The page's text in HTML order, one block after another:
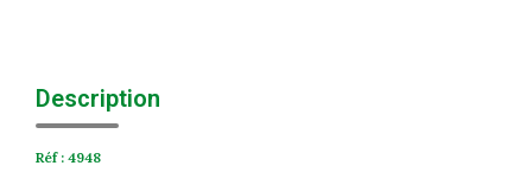
Extranet Syndic Et Gestion Locative
Description
Réf : 4948